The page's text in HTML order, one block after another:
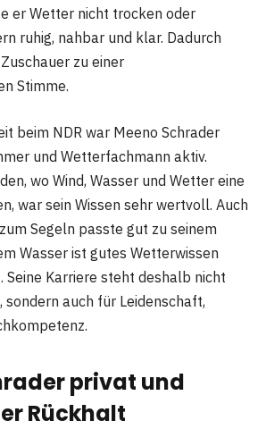
er Wetter nicht trocken oder
ruhig, nahbar und klar. Dadurch
zu einer
Stimme.
beim NDR war Meeno Schrader
und Wetterfachmann aktiv.
wo Wind, Wasser und Wetter eine
war sein Wissen sehr wertvoll. Auch
Segeln passte gut zu seinem
Wasser ist gutes Wetterwissen
Seine Karriere steht deshalb nicht
sondern auch für Leidenschaft,
privat und
Rückhalt